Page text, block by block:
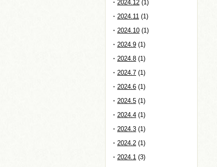
2024.12 (1)
2024.11 (1)
2024.10 (1)
2024.9 (1)
2024.8 (1)
2024.7 (1)
2024.6 (1)
2024.5 (1)
2024.4 (1)
2024.3 (1)
2024.2 (1)
2024.1 (3)